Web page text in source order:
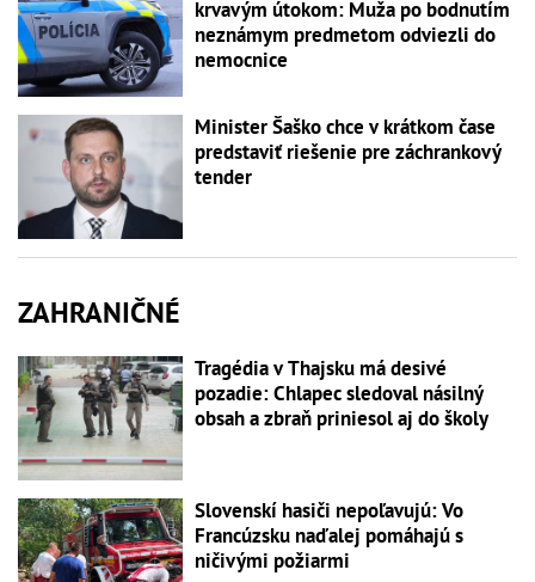
krvavým útokom: Muža po bodnutím
neznámym predmetom odviezli do
nemocnice
Minister Šaško chce v krátkom čase
predstaviť riešenie pre záchrankový
tender
ZAHRANIČNÉ
Tragédia v Thajsku má desivé
pozadie: Chlapec sledoval násilný
obsah a zbraň priniesol aj do školy
Slovenskí hasiči nepoľavujú: Vo
Francúzsku naďalej pomáhajú s
ničivými požiarmi